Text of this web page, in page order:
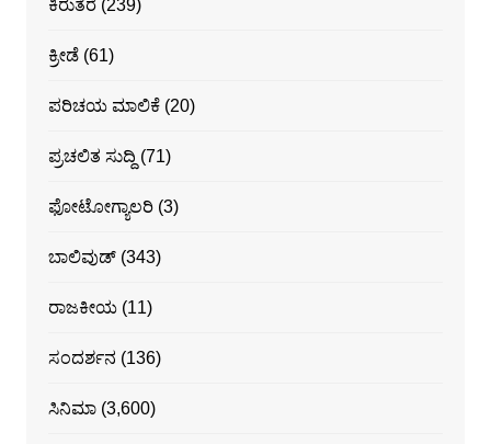
ಕಿರುತೆರೆ(239)
ಕ್ರೀಡೆ(61)
ಪರಿಚಯ ಮಾಲಿಕೆ(20)
ಪ್ರಚಲಿತ ಸುದ್ದಿ (71)
ಫೋಟೋಗ್ಯಾಲರಿ(3)
ಬಾಲಿವುಡ್(343)
ರಾಜಕೀಯ(11)
ಸಂದರ್ಶನ (136)
ಸಿನಿಮಾ(3,600)